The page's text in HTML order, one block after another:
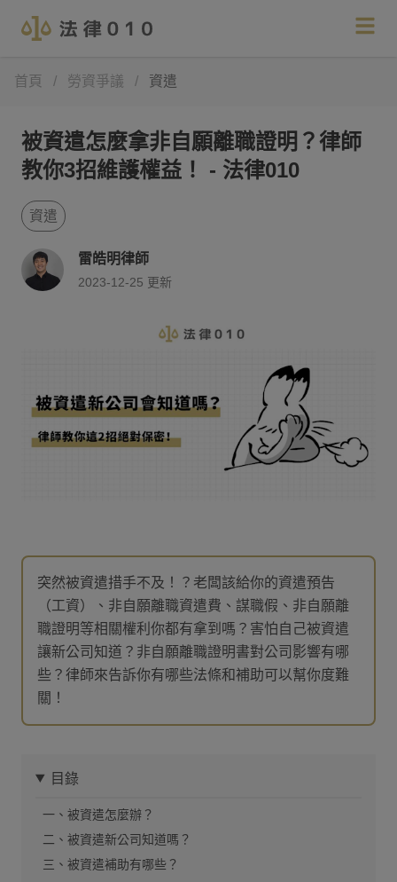
首頁 / 勞資爭議 / 資遣
被資遣怎麼拿非自願離職證明？律師
教你3招維護權益！ - 法律010
資遣
雷皓明律師
2023-12-25 更新
突然被資遣措手不及！？老闆該給你的資遣預告
（工資）、非自願離職資遣費、謀職假、非自願離
職證明等相關權利你都有拿到嗎？害怕自己被資遣
讓新公司知道？非自願離職證明書對公司影響有哪
些？律師來告訴你有哪些法條和補助可以幫你度難
關！
目錄
一、被資遣怎麼辦？
二、被資遣新公司知道嗎？
三、被資遣補助有哪些？